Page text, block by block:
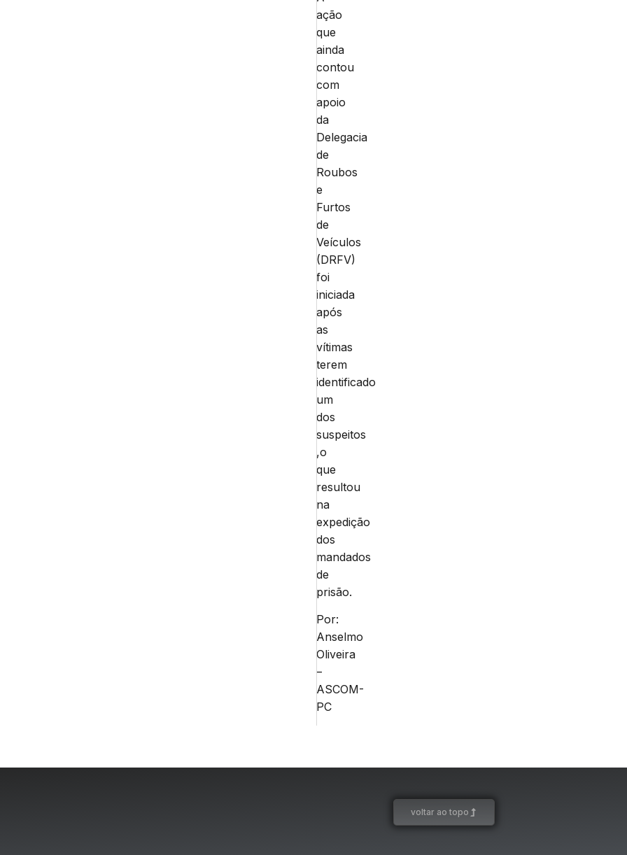
ação
que
ainda
contou
com
apoio
da
Delegacia
de
Roubos
e
Furtos
de
Veículos
(DRFV)
foi
iniciada
após
as
vítimas
terem
identificado
um
dos
suspeitos
,o
que
resultou
na
expedição
dos
mandados
de
prisão.
Por:
Anselmo
Oliveira
–
ASCOM-
PC
voltar ao topo